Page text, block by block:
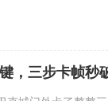
，三步卡帧秒